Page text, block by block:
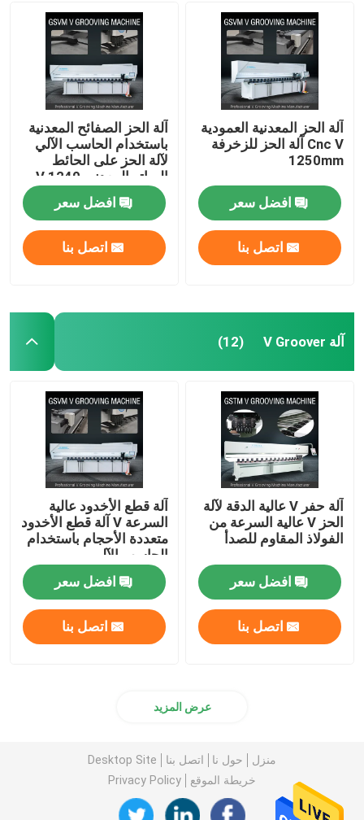
آلة الحز المعدنية العمودية
Cnc V آلة الحز للزخرفة
1250mm
افضل سعر
اتصل بنا
آلة الحز الصفائح المعدنية
باستخدام الحاسب الآلي
لآلة الحز على الحائط
الساتر المعدني V 1240
افضل سعر
اتصل بنا
آلة V Groover (12)
آلة حفر V عالية الدقة لآلة
الحز V عالية السرعة من
الفولاذ المقاوم للصدأ
افضل سعر
اتصل بنا
آلة قطع الأخدود عالية
السرعة V آلة قطع الأخدود
متعددة الأحجام باستخدام
الحاسب الآلي
افضل سعر
اتصل بنا
عرض المزيد
منزل حول نا اتصل بنا
Desktop Site
خريطة الموقع
Privacy Policy